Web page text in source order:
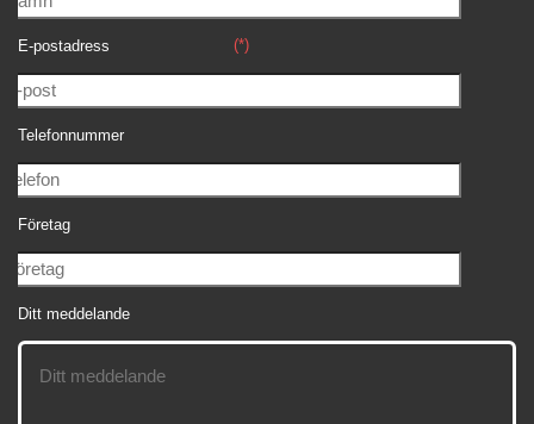
E-postadress (*)
Telefonnummer
Företag
Ditt meddelande